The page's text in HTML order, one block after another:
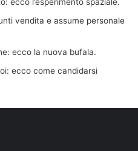
vendita e assume personale
ecco la nuova bufala.
ecco come candidarsi